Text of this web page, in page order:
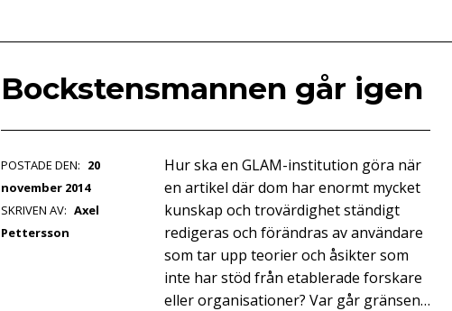
Bockstensmannen går igen
POSTADE DEN: 20
november 2014
SKRIVEN AV: Axel
Pettersson
Hur ska en GLAM-institution göra när
en artikel där dom har enormt mycket
kunskap och trovärdighet ständigt
redigeras och förändras av användare
som tar upp teorier och åsikter som
inte har stöd från etablerade forskare
eller organisationer? Var går gränsen…